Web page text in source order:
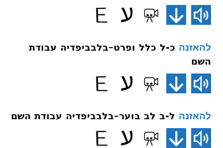
להאזנה כ-ל כלל ופרט–בלבביפדיה עבודת
השם
להאזנה ל-ב לב בוער–בלבביפדיה עבודת השם